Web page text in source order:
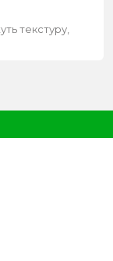
текстуру,